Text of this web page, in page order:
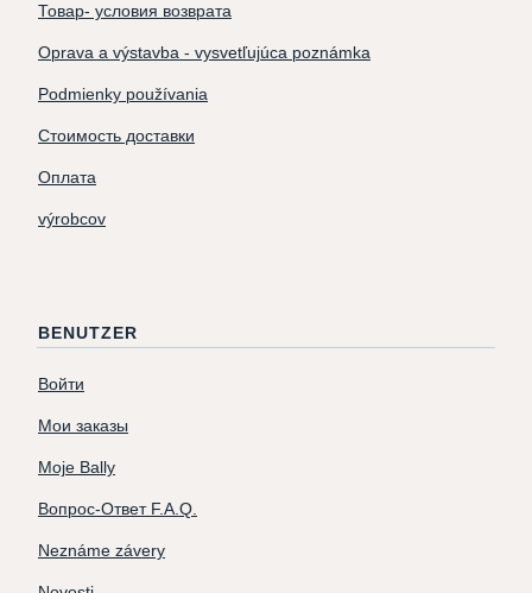
Товар- условия возврата
Oprava a výstavba - vysvetľujúca poznámka
Podmienky používania
Стоимость доставки
Оплата
výrobcov
BENUTZER
Войти
Мои заказы
Moje Bally
Вопрос-Ответ F.A.Q.
Neznáme závery